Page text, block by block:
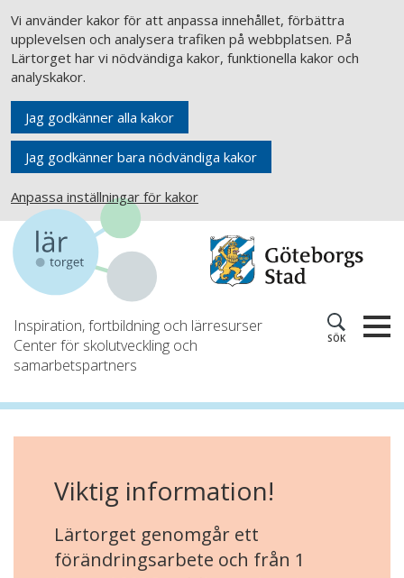
Vi använder kakor för att anpassa innehållet, förbättra
upplevelsen och analysera trafiken på webbplatsen. På
Lärtorget har vi nödvändiga kakor, funktionella kakor och
analyskakor.
Jag godkänner alla kakor
Jag godkänner bara nödvändiga kakor
Anpassa inställningar för kakor
Inspiration, fortbildning och lärresurser
Center för skolutveckling och
samarbetspartners
SÖK
Viktig information!
Lärtorget genomgår ett
förändringsarbete och från 1